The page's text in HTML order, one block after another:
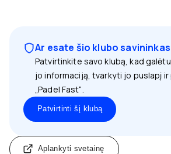
Ar esate šio klubo
Patvirtinkite savo klubą, kad
jo informaciją, tvarkyti jo puslapį
„Padel Fast“.
Patvirtinti šį klubą
Aplankyti svetainę